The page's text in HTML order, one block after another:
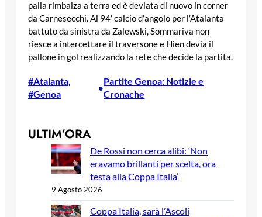
palla rimbalza a terra ed è deviata di nuovo in corner
da Carnesecchi. Al 94’ calcio d’angolo per l’Atalanta
battuto da sinistra da Zalewski, Sommariva non
riesce a intercettare il traversone e Hien devia il
pallone in gol realizzando la rete che decide la partita.
#Atalanta
#Genoa
•
Partite Genoa: Notizie e
Cronache
ULTIM’ORA
De Rossi non cerca alibi: ‘Non
eravamo brillanti per scelta, ora
testa alla Coppa Italia’
9 Agosto 2026
Coppa Italia, sarà l’Ascoli